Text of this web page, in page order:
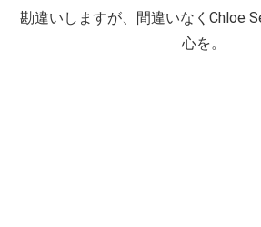
勘違いしますが、間違いなくChloe
心を。